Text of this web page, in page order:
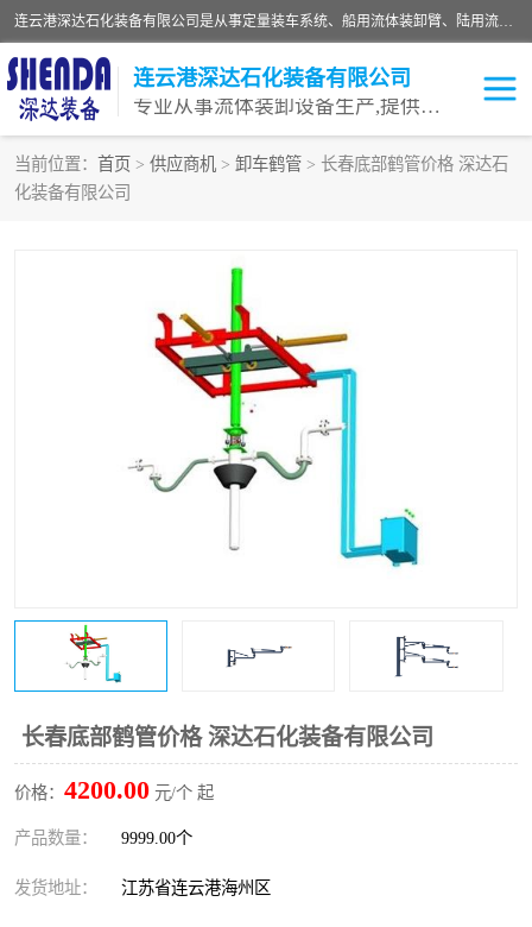
连云港深达石化装备有限公司是从事定量装车系统、船用流体装卸臂、陆用流体装卸臂（鹤管）、活动梯、钢构平台等全系列流体装卸设备的设计、制造、销售以及服务的专业供应商。公司始终以客户为中心，密切跟踪国内外油气储运及装卸设备先进技术的发展，以先进的技术、优质的产品、一流的服务，满足客户需求。
连云港深达石化装备有限公司
专业从事流体装卸设备生产,提供全面解决方案，生产与定制服务
当前位置： 首页 > 供应商机 > 卸车鹤管 > 长春底部鹤管价格 深达石
化装备有限公司
长春底部鹤管价格 深达石化装备有限公司
价格： 4200.00 元/个 起
产品数量： 9999.00个
发货地址： 江苏省连云港海州区
鹤管
输油臂
汽车鹤管